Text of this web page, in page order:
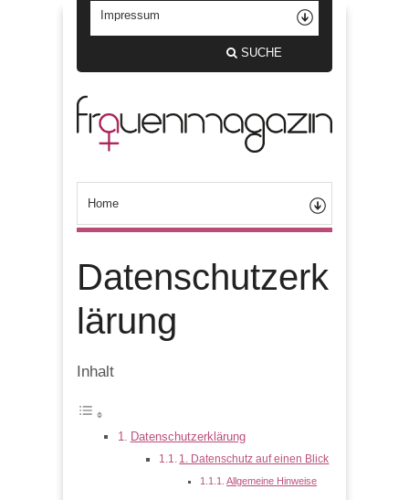
SUCHE
Datenschutzerk
lärung
Inhalt
Datenschutzerklärung
1. Datenschutz auf einen Blick
Allgemeine Hinweise